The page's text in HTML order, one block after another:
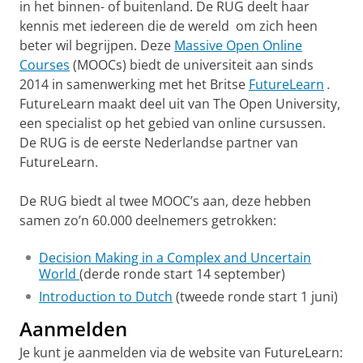
in het binnen- of buitenland. De RUG deelt haar
kennis met iedereen die de wereld om zich heen
beter wil begrijpen. Deze Massive Open Online
Courses (MOOCs) biedt de universiteit aan sinds
2014 in samenwerking met het Britse FutureLearn .
FutureLearn maakt deel uit van The Open University,
een specialist op het gebied van online cursussen.
De RUG is de eerste Nederlandse partner van
FutureLearn.
De RUG biedt al twee MOOC’s aan, deze hebben
samen zo’n 60.000 deelnemers getrokken:
Decision Making in a Complex and Uncertain
World (derde ronde start 14 september)
Introduction to Dutch (tweede ronde start 1 juni)
Aanmelden
Je kunt je aanmelden via de website van FutureLearn: